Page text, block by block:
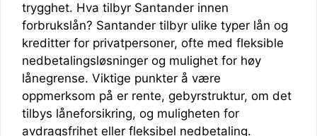
trygghet. Hva tilbyr Santander innen
forbrukslån? Santander tilbyr ulike typer lån og
kreditter for privatpersoner, ofte med fleksible
nedbetalingsløsninger og mulighet for høy
lånegrense. Viktige punkter å være
oppmerksom på er rente, gebyrstruktur, om det
tilbys låneforsikring, og muligheten for
avdragsfrihet eller fleksibel nedbetaling.